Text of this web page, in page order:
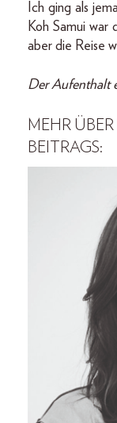
Ich ging als
Koh Samui war
aber die Reise
Der Aufenthalt
MEHR
BEITRAGS: